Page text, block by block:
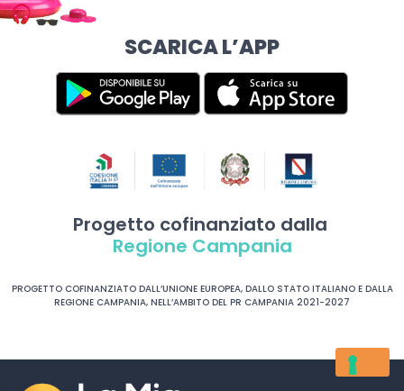
SCARICA L’APP
Progetto cofinanziato dalla
Regione Campania
PROGETTO COFINANZIATO DALL’UNIONE EUROPEA, DALLO STATO ITALIANO E DALLA
REGIONE CAMPANIA, NELL’AMBITO DEL PR CAMPANIA 2021-2027